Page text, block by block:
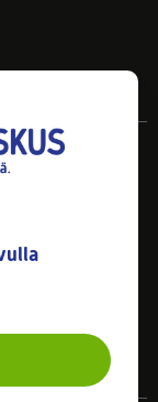
klo 8-16